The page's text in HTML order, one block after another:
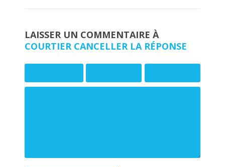
LAISSER UN COMMENTAIRE À
COURTIER CANCELLER LA RÉPONSE